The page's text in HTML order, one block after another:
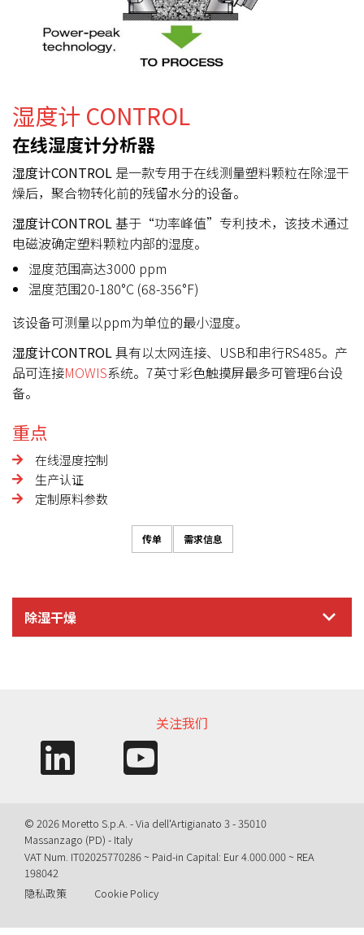
湿度计 CONTROL
在线湿度计分析器
湿度计CONTROL 是一款专用于在线测量塑料颗粒在除湿干
燥后，聚合物转化前的残留水分的设备。
湿度计CONTROL 基于“功率峰值”专利技术，该技术通过
电磁波确定塑料颗粒内部的湿度。
湿度范围高达3000 ppm
温度范围20-180°C (68-356°F)
该设备可测量以ppm为单位的最小湿度。
湿度计CONTROL 具有以太网连接、USB和串行RS485。产
品可连接MOWIS系统。7英寸彩色触摸屏最多可管理6台设
备。
重点
在线湿度控制
生产认证
定制原料参数
传单 需求信息
除湿干燥
关注我们
© 2026 Moretto S.p.A. - Via dell'Artigianato 3 - 35010
Massanzago (PD) - Italy
VAT Num. IT02025770286 ~ Paid-in Capital: Eur 4.000.000 ~ REA
198042
隐私政策
Cookie Policy